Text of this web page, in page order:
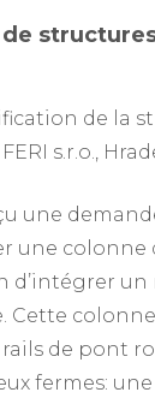
de la
s.r.o.,
une
une colonne
d’intégrer
Cette
de pont
fermes: